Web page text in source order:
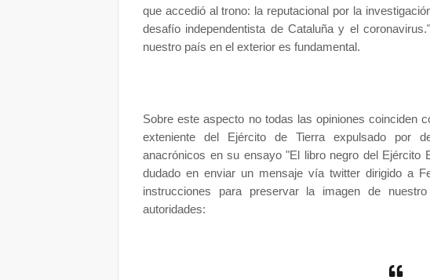
que accedió al trono: la reputacional por la
desafío independentista de Cataluña y el
nuestro país en el exterior es fundamental.
Sobre este aspecto no todas las opiniones coinciden
exteniente del Ejército de Tierra expulsado por
anacrónicos en su ensayo "El libro negro del Ejército
dudado en enviar un mensaje vía twitter dirigido a
instrucciones para preservar la imagen de
autoridades: